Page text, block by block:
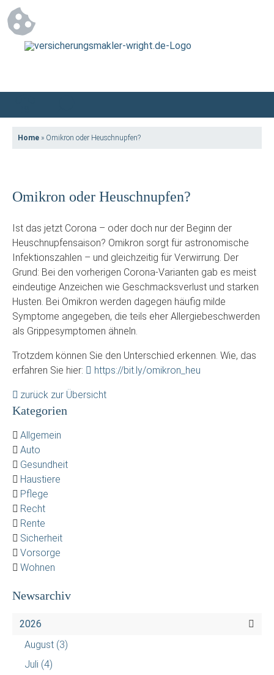
Home » Omikron oder Heuschnupfen?
Omikron oder Heuschnupfen?
Ist das jetzt Corona – oder doch nur der Beginn der
Heuschnupfensaison? Omikron sorgt für astronomische
Infektionszahlen – und gleichzeitig für Verwirrung. Der
Grund: Bei den vorherigen Corona-Varianten gab es meist
eindeutige Anzeichen wie Geschmacksverlust und starken
Husten. Bei Omikron werden dagegen häufig milde
Symptome angegeben, die teils eher Allergiebeschwerden
als Grippesymptomen ähneln.
Trotzdem können Sie den Unterschied erkennen. Wie, das
erfahren Sie hier:
https://bit.ly/omikron_heu
zurück zur Übersicht
Kategorien
Allgemein
Auto
Gesundheit
Haustiere
Pflege
Recht
Rente
Sicherheit
Vorsorge
Wohnen
Newsarchiv
2026
August (3)
Juli (4)